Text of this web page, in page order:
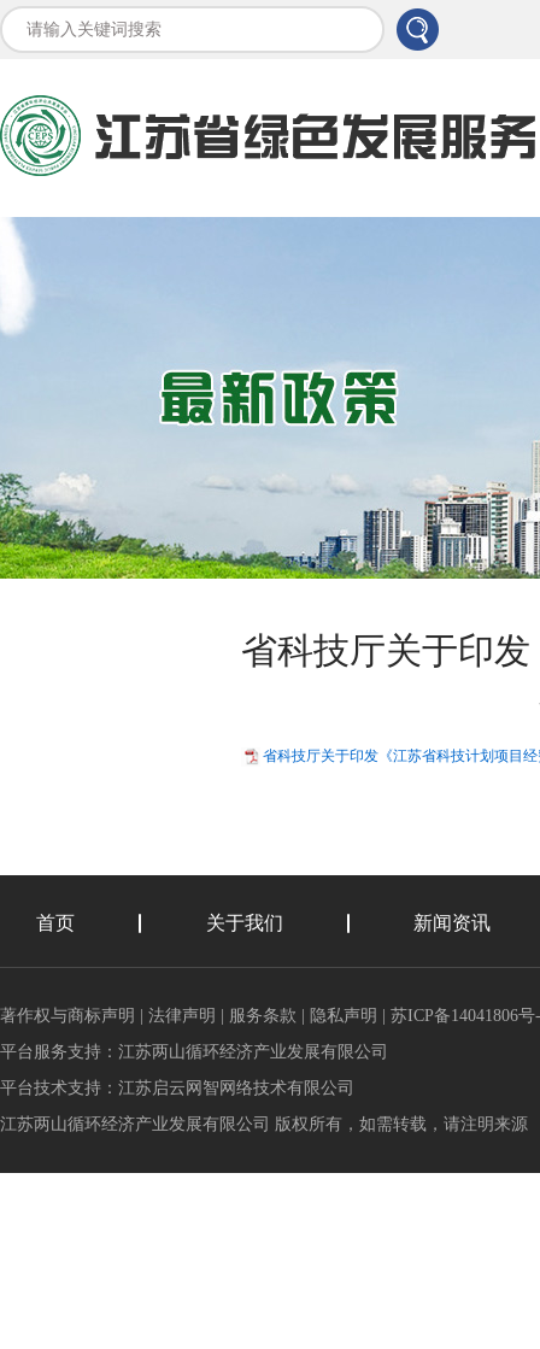
省科技厅关于印
省科技厅关于印发《江苏省科技计划项目
首页 关于我们 新闻资讯
著作权与商标声明 法律声明 服务条款 隐私声明
苏ICP备14041806号
平台服务支持： 江苏两山循环经济产业发展有限公司
平台技术支持： 江苏启云网智网络技术有限公司
江苏两山循环经济产业发展有限公司 版权所有，如需转载，请注明来源